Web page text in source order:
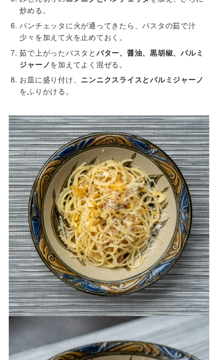
炒める。
パンチェッタに火が通ってきたら、パスタの茹で汁
少々を加えて火を止めておく。
茹で上がったパスタとバター、醤油、黒胡椒、パルミ
ジャーノを加えてよく混ぜる。
お皿に盛り付け、 ニンニクスライスとパルミジャーノ
をふりかける。